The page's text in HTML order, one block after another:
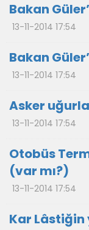
Bakan
13-11-2014 17:54
Bakan
13-11-2014 17:54
Asker
13-11-2014 17:54
Otobüs
(var mı?)
13-11-2014 17:54
Kar Lâstiğin